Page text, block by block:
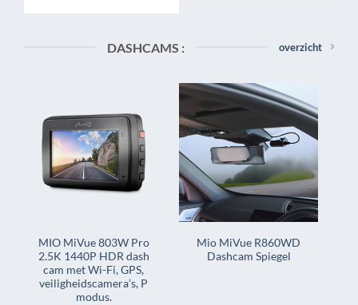
DASHCAMS : overzicht
MIO MiVue 803W Pro
2.5K 1440P HDR dash
cam met Wi-Fi, GPS,
veiligheidscamera’s, P
modus.
Mio MiVue R860WD
Dashcam Spiegel